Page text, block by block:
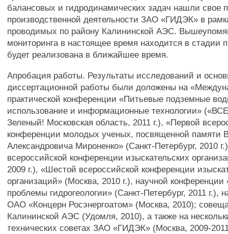
балансовых и гидродинамических задач нашли свое
производственной деятельности ЗАО «ГИДЭК» в
проводимых по району Калининской АЭС.
мониторинга в настоящее время находится в стадии
будет реализована в ближайшее время.
Апробация работы. Результаты исследований и
диссертационной работы были доложены на
практической конференции «Питьевые подземные
использование и информационные технологии»
Зеленый! Московская область, 2011 г.), «Первой
конференции молодых ученых, посвященной памяти
Александровича Мироненко» (Санкт-Петербург, 2010
всероссийской конференции изыскательских
2009 г.), «Шестой всероссийской конференции
организаций» (Москва, 2010 г.), научной
проблемы гидрогеологии» (Санкт-Петербург, 2011 г.),
ОАО «Концерн Росэнергоатом» (Москва, 2010);
Калининской АЭС (Удомля, 2010), а также на
технических советах ЗАО «ГИДЭК» (Москва, 2009-